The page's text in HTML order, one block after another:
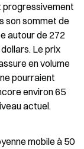
progressivement
son sommet de
autour de 272
Le prix
en volume
pourraient
environ 65
actuel.
mobile à 50